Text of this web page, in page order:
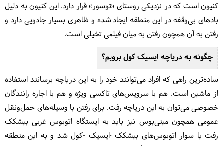
کنیون است که در نزدیکی روستای «توسور» قرار دارد. این کنیون به دلیل
بادهای بی‌وقفه در این منطقه ایجاد شده و ظاهری بسیار جادویی دارد و
رفتن به آن همچون رفتن به میان فیلمی تخیلی است.
چگونه به دریاچه ایسیک کول برویم؟
ساده‌ترین راهی که افراد می‌توانند خود را به این دریاچه برسانند استفاده
از ماشین است. هم با سرویس‌های تاکسی ویژه و هم با اجاره رانندگان
خصوصی می‌توان به این دریاچه رفت. برای رفتن با وسیله‌های حمل‌ونقل
عمومی همچون مینی‌بوس نیز باید به ایستگاه اتوبوس غربی بیشکک
رفت یا سوار اتوبوس‌های بیشکک -ایسیک -کول شد و به این منطقه